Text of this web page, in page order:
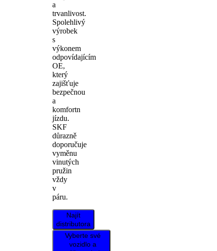
a
trvanlivost.
Spolehlivý
výrobek
s
výkonem
odpovídajícím
OE,
který
zajišťuje
bezpečnou
a
komfortn
jízdu.
SKF
důrazně
doporučuje
vyměnu
vinutých
pružin
vždy
v
páru.
Najít
distributora
Vyberte své
vozidlo a